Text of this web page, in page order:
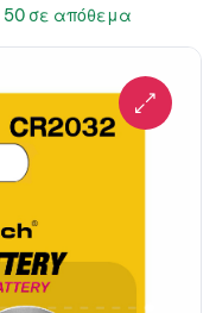
50 σε απόθεμα